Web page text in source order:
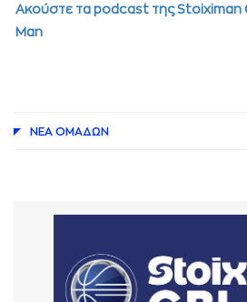
Aκούστε τα podcast της Stoiximan
Man
ΝΕA ΟΜAΔΩΝ